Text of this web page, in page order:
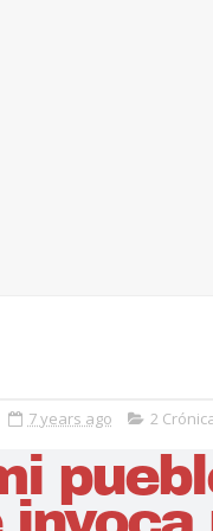
7 years ago 2